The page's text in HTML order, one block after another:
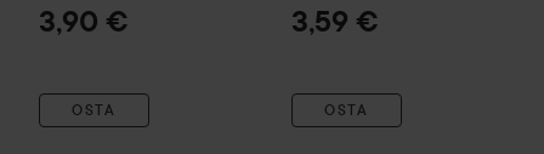
3,90 €
OSTA
3,59 €
OSTA